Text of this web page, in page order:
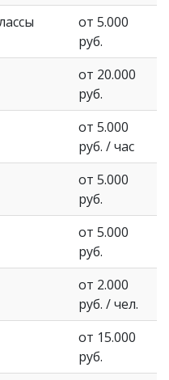
от 5.000
руб.
от 20.000
руб.
от 5.000
руб. / час
от 5.000
руб.
от 5.000
руб.
от 2.000
руб. / чел.
от 15.000
руб.